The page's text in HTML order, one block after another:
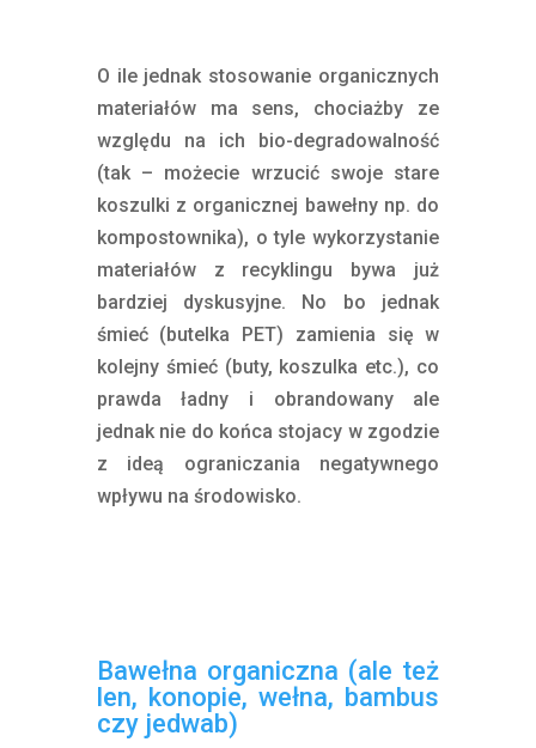
O ile jednak stosowanie organicznych
materiałów ma sens, chociażby ze
względu na ich bio-degradowalność
(tak – możecie wrzucić swoje stare
koszulki z organicznej bawełny np. do
kompostownika), o tyle wykorzystanie
materiałów z recyklingu bywa już
bardziej dyskusyjne. No bo jednak
śmieć (butelka PET) zamienia się w
kolejny śmieć (buty, koszulka etc.), co
prawda ładny i obrandowany ale
jednak nie do końca stojacy w zgodzie
z ideą ograniczania negatywnego
wpływu na środowisko.
Bawełna organiczna (ale też
len, konopie, wełna, bambus
czy jedwab)